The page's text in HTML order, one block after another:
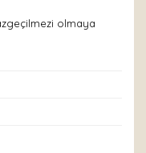
olmaya